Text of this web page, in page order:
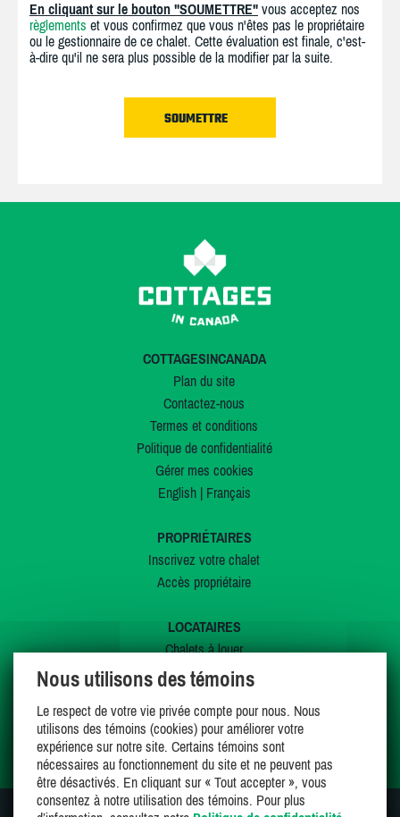
En cliquant sur le bouton "SOUMETTRE" vous acceptez nos
règlements et vous confirmez que vous n'êtes pas le propriétaire
ou le gestionnaire de ce chalet. Cette évaluation est finale, c'est-
à-dire qu'il ne sera plus possible de la modifier par la suite.
COTTAGESINCANADA
Plan du site
Contactez-nous
Termes et conditions
Politique de confidentialité
Gérer mes cookies
English| Français
PROPRIÉTAIRES
Inscrivez votre chalet
Accès propriétaire
LOCATAIRES
Chalets à louer
Chalets à vendre
Offres spéciales
Mes favoris
Nous utilisons des témoins
Le respect de votre vie privée compte pour nous. Nous
utilisons des témoins (cookies) pour améliorer votre
expérience sur notre site. Certains témoins sont
nécessaires au fonctionnement du site et ne peuvent pas
être désactivés. En cliquant sur « Tout accepter », vous
consentez à notre utilisation des témoins. Pour plus